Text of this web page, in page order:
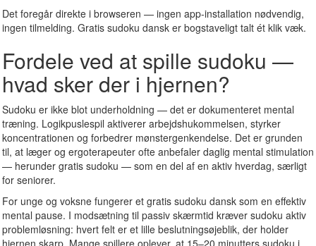
Det foregår direkte i browseren — ingen app-installation nødvendig,
ingen tilmelding. Gratis sudoku dansk er bogstaveligt talt ét klik væk.
Fordele ved at spille sudoku —
hvad sker der i hjernen?
Sudoku er ikke blot underholdning — det er dokumenteret mental
træning. Logikpuslespil aktiverer arbejdshukommelsen, styrker
koncentrationen og forbedrer mønstergenkendelse. Det er grunden
til, at læger og ergoterapeuter ofte anbefaler daglig mental stimulation
— herunder gratis sudoku — som en del af en aktiv hverdag, særligt
for seniorer.
For unge og voksne fungerer et gratis sudoku dansk som en effektiv
mental pause. I modsætning til passiv skærmtid kræver sudoku aktiv
problemløsning: hvert felt er et lille beslutningsøjeblik, der holder
hjernen skarp. Mange spillere oplever, at 15–20 minutters sudoku i